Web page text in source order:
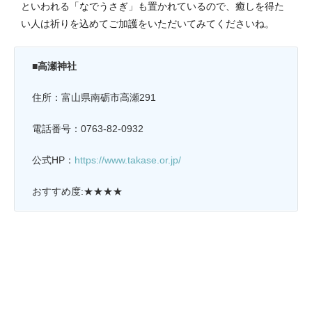
といわれる「なでうさぎ」も置かれているので、癒しを得た
い人は祈りを込めてご加護をいただいてみてくださいね。
■高瀬神社
住所：富山県南砺市高瀬291
電話番号：0763-82-0932
公式HP： https://www.takase.or.jp/
おすすめ度:★★★★